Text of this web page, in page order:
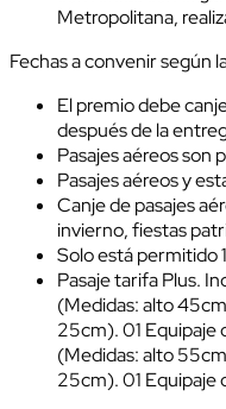
Metropolitana,
Fechas a convenir según
El premio debe
después de la
Pasajes aéreos son
Pasajes aéreos y
Canje de pasajes
invierno, fiestas
Solo está permitido
Pasaje tarifa Plus.
(Medidas: alto
25cm). 01 Equipaje
(Medidas: alto
25cm). 01 Equipaje